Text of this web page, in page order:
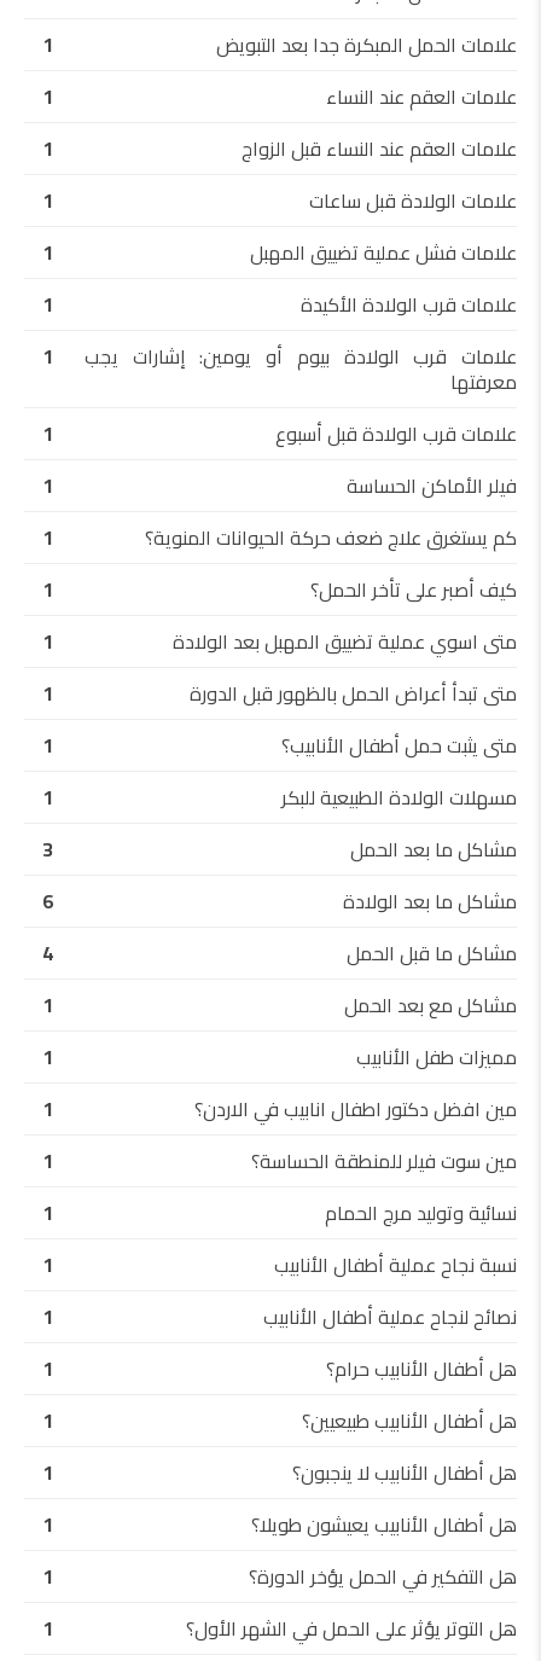
علامات الحمل المبكرة جدا بعد التبويض
1
علامات العقم عند النساء
1
علامات العقم عند النساء قبل الزواج
1
علامات الولادة قبل ساعات
1
علامات فشل عملية تضييق المهبل
1
علامات قرب الولادة الأكيدة
1
علامات قرب الولادة بيوم أو يومين: إشارات يجب
معرفتها
1
علامات قرب الولادة قبل أسبوع
1
فيلر الأماكن الحساسة
1
كم يستغرق علاج ضعف حركة الحيوانات المنوية؟
1
كيف أصبر على تأخر الحمل؟
1
متى اسوي عملية تضييق المهبل بعد الولادة
1
متى تبدأ أعراض الحمل بالظهور قبل الدورة
1
متى يثبت حمل أطفال الأنابيب؟
1
مسهلات الولادة الطبيعية للبكر
1
مشاكل ما بعد الحمل
3
مشاكل ما بعد الولادة
6
مشاكل ما قبل الحمل
4
مشاكل مع بعد الحمل
1
مميزات طفل الأنابيب
1
مين افضل دكتور اطفال انابيب في الاردن؟
1
مين سوت فيلر للمنطقة الحساسة؟
1
نسائية وتوليد مرج الحمام
1
نسبة نجاح عملية أطفال الأنابيب
1
نصائح لنجاح عملية أطفال الأنابيب
1
هل أطفال الأنابيب حرام؟
1
هل أطفال الأنابيب طبيعيين؟
1
هل أطفال الأنابيب لا ينجبون؟
1
هل أطفال الأنابيب يعيشون طويلا؟
1
هل التفكير في الحمل يؤخر الدورة؟
1
هل التوتر يؤثر على الحمل في الشهر الأول؟
1